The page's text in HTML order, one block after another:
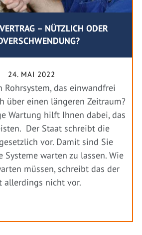
– NÜTZLICH ODER
24. MAI 2022
Rohrsystem, das einwandfrei
über einen längeren Zeitraum?
Wartung hilft Ihnen dabei, das
Der Staat schreibt die
vor. Damit sind Sie
warten zu lassen. Wie
müssen, schreibt das der
allerdings nicht vor.